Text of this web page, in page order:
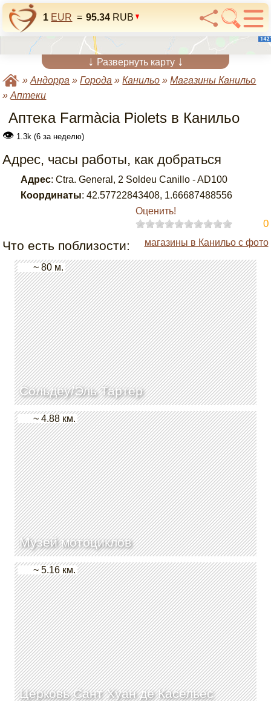
1 EUR = 95.34 RUB
↓ Развернуть карту ↓
»Андорра »Города »Канильо »Магазины Канильо
»Аптеки
Аптека Farmàcia Piolets в Канильо
👁 1.3k (6 за неделю)
Адрес, часы работы, как добраться
Адрес:Ctra. General, 2 Soldeu Canillo - AD100
Координаты: 42.57722843408, 1.66687488556
Оценить!
0
Что есть поблизости: магазины в Канильо с фото
Сольдеу/Эль Тартер
~ 80 м.
Музей мотоциклов
~ 4.88 км.
Церковь Сант Хуан де Касельес
~ 5.16 км.